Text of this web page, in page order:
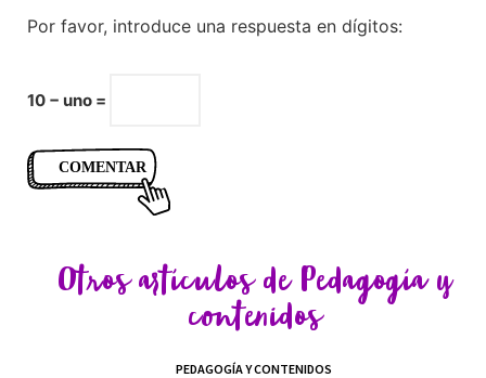
Por favor, introduce una respuesta en dígitos:
10 − uno =
Otros artículos dePedagogía y
contenidos
PEDAGOGÍA Y CONTENIDOS